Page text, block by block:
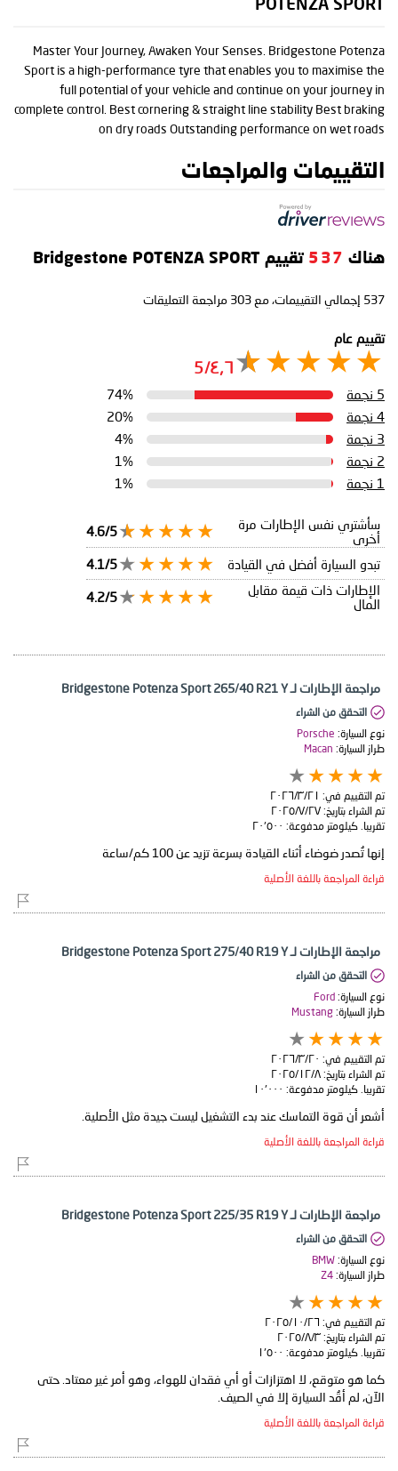
POTENZA SPORT
Master Your Journey, Awaken Your Senses. Bridgestone Potenza
Sport is a high-performance tyre that enables you to maximise the
full potential of your vehicle and continue on your journey in
complete control. Best cornering & straight line stability Best braking
on dry roads Outstanding performance on wet roads
التقييمات والمراجعات
هناك 537 تقييم Bridgestone POTENZA SPORT
537 إجمالي التقييمات، مع 303 مراجعة التعليقات
تقييم عام
٤٫٦/5
5 نجمة
74%
4 نجمة
20%
3 نجمة
4%
2 نجمة
1%
1 نجمة
1%
سأشتري نفس الإطارات مرة
أخرى
4.6/5
تبدو السيارة أفضل في القيادة
4.1/5
الإطارات ذات قيمة مقابل
المال
4.2/5
مراجعة الإطارات لـ Bridgestone Potenza Sport 265/40 R21 Y
التحقق من الشراء
نوع السيارة: Porsche
طراز السيارة: Macan
تم التقييم في: ٢١‏/٣‏/٢٠٢٦
تم الشراء بتاريخ: ٢٧‏/٧‏/٢٠٢٥
تقريبا. كيلومتر مدفوعة: ٢٠٬٥٠٠
إنها تُصدر ضوضاء أثناء القيادة بسرعة تزيد عن 100 كم/ساعة
قراءة المراجعة باللغة الأصلية
مراجعة الإطارات لـ Bridgestone Potenza Sport 275/40 R19 Y
التحقق من الشراء
نوع السيارة: Ford
طراز السيارة: Mustang
تم التقييم في: ٢٠‏/٣‏/٢٠٢٦
تم الشراء بتاريخ: ٨‏/١٢‏/٢٠٢٥
تقريبا. كيلومتر مدفوعة: ١٠٬٠٠٠
أشعر أن قوة التماسك عند بدء التشغيل ليست جيدة مثل الأصلية.
قراءة المراجعة باللغة الأصلية
مراجعة الإطارات لـ Bridgestone Potenza Sport 225/35 R19 Y
التحقق من الشراء
نوع السيارة: BMW
طراز السيارة: Z4
تم التقييم في: ٢٦‏/١٠‏/٢٠٢٥
تم الشراء بتاريخ: ٣‏/٨‏/٢٠٢٥
تقريبا. كيلومتر مدفوعة: ١٬٥٠٠
كما هو متوقع، لا اهتزازات أو أي فقدان للهواء، وهو أمر غير معتاد. حتى
الآن، لم أقُد السيارة إلا في الصيف.
قراءة المراجعة باللغة الأصلية